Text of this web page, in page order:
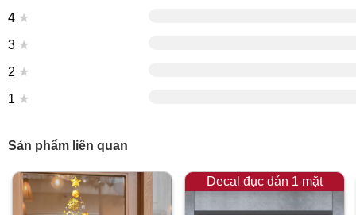
4 ★
3 ★
2 ★
1 ★
Sản phẩm liên quan
Decal đục dán 1 mặt